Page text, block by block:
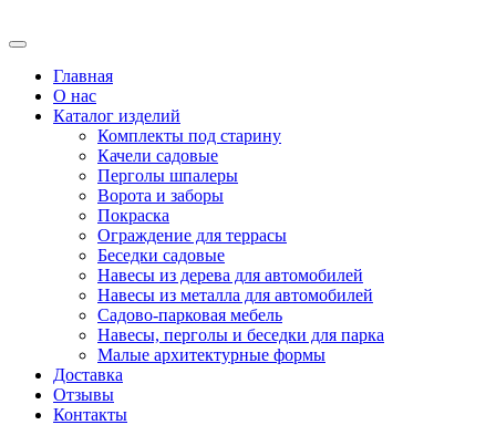
Главная
О нас
Каталог изделий
Комплекты под старину
Качели садовые
Перголы шпалеры
Ворота и заборы
Покраска
Ограждение для террасы
Беседки садовые
Навесы из дерева для автомобилей
Навесы из металла для автомобилей
Садово-парковая мебель
Навесы, перголы и беседки для парка
Малые архитектурные формы
Доставка
Отзывы
Контакты